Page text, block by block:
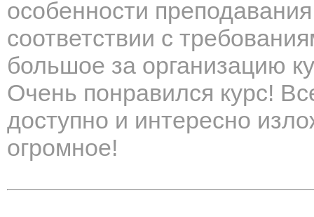
особенности
соответствии с
большое за организацию
Очень понравился курс!
доступно и интересно
огромное!